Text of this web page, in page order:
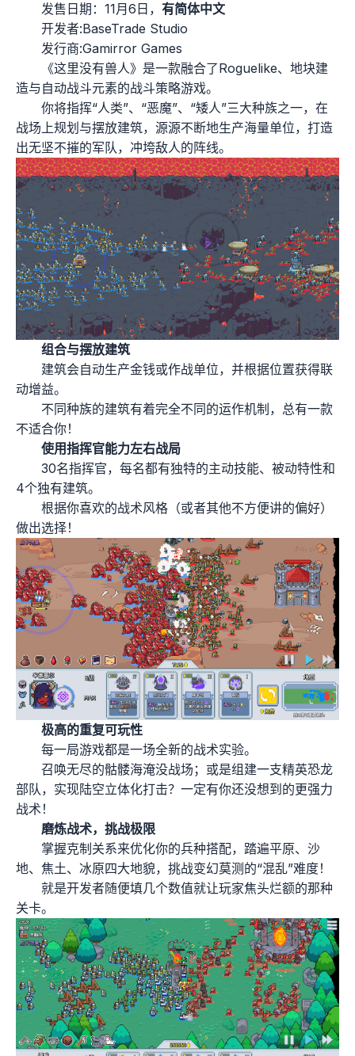
发售日期：11月6日， 有简体中文
开发者:BaseTrade Studio
发行商:Gamirror Games
《这里没有兽人》是一款融合了Roguelike、地块建
造与自动战斗元素的战斗策略游戏。
你将指挥“人类”、“恶魔”、“矮人”三大种族之一，在
战场上规划与摆放建筑，源源不断地生产海量单位，打造
出无坚不摧的军队，冲垮敌人的阵线。
组合与摆放建筑
建筑会自动生产金钱或作战单位，并根据位置获得联
动增益。
不同种族的建筑有着完全不同的运作机制，总有一款
不适合你！
使用指挥官能力左右战局
30名指挥官，每名都有独特的主动技能、被动特性和
4个独有建筑。
根据你喜欢的战术风格（或者其他不方便讲的偏好）
做出选择！
极高的重复可玩性
每一局游戏都是一场全新的战术实验。
召唤无尽的骷髅海淹没战场；或是组建一支精英恐龙
部队，实现陆空立体化打击？一定有你还没想到的更强力
战术！
磨炼战术，挑战极限
掌握克制关系来优化你的兵种搭配，踏遍平原、沙
地、焦土、冰原四大地貌，挑战变幻莫测的“混乱”难度！
就是开发者随便填几个数值就让玩家焦头烂额的那种
关卡。